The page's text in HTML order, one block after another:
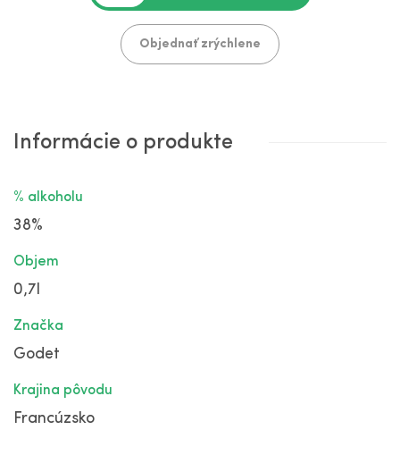
Objednať zrýchlene
Informácie o produkte
% alkoholu
38%
Objem
0,7l
Značka
Godet
Krajina pôvodu
Francúzsko